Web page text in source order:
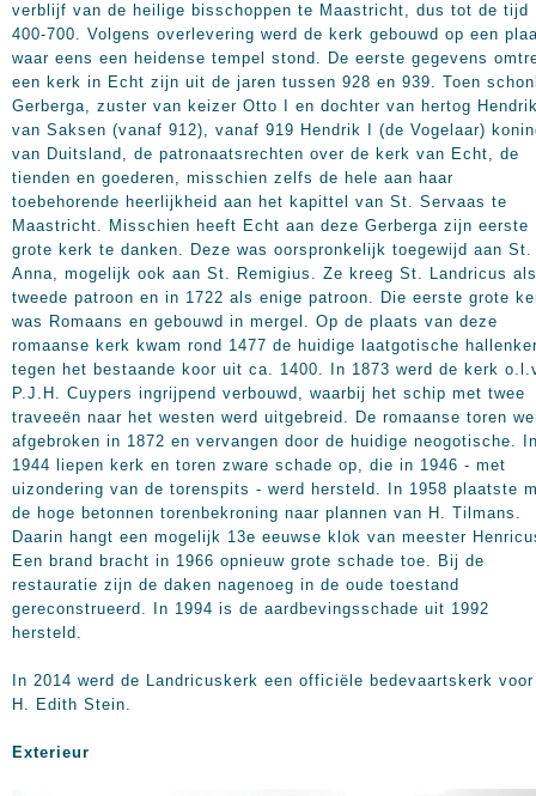
verblijf van de heilige bisschoppen te Maastricht, dus tot de tijd
400-700. Volgens overlevering werd de kerk gebouwd op een
waar eens een heidense tempel stond. De eerste gegevens
een kerk in Echt zijn uit de jaren tussen 928 en 939. Toen
Gerberga, zuster van keizer Otto I en dochter van hertog
van Saksen (vanaf 912), vanaf 919 Hendrik I (de Vogelaar)
van Duitsland, de patronaatsrechten over de kerk van Echt, de
tienden en goederen, misschien zelfs de hele aan haar
toebehorende heerlijkheid aan het kapittel van St. Servaas te
Maastricht. Misschien heeft Echt aan deze Gerberga zijn eerste
grote kerk te danken. Deze was oorspronkelijk toegewijd aan St.
Anna, mogelijk ook aan St. Remigius. Ze kreeg St. Landricus als
tweede patroon en in 1722 als enige patroon. Die eerste grote
was Romaans en gebouwd in mergel. Op de plaats van deze
romaanse kerk kwam rond 1477 de huidige laatgotische
tegen het bestaande koor uit ca. 1400. In 1873 werd de kerk
P.J.H. Cuypers ingrijpend verbouwd, waarbij het schip met twee
traveeën naar het westen werd uitgebreid. De romaanse toren
afgebroken in 1872 en vervangen door de huidige neogotische.
1944 liepen kerk en toren zware schade op, die in 1946 - met
uizondering van de torenspits - werd hersteld. In 1958 plaatste
de hoge betonnen torenbekroning naar plannen van H. Tilmans.
Daarin hangt een mogelijk 13e eeuwse klok van meester
Een brand bracht in 1966 opnieuw grote schade toe. Bij de
restauratie zijn de daken nagenoeg in de oude toestand
gereconstrueerd. In 1994 is de aardbevingsschade uit 1992
hersteld.
In 2014 werd de Landricuskerk een officiële bedevaartskerk
H. Edith Stein.
Exterieur